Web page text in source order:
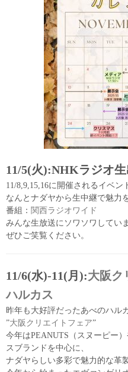
11/5(火):NHKラジオ
11/8,9,15,16に開催されるイベ
なんとナダヤから生中継で魅力
番組： 関西ラジオワイド
みんな生放送にソワソワしてい
ぜひご笑覧ください。
11/6(水)-11(月):大阪ク
ハルカス
昨年も大好評だったあべのハル
”大阪クリエイトフェア”
今年はPEANUTS（スヌーピー
スブランドを中心に、
ナダヤらしい多彩で魅力的な革